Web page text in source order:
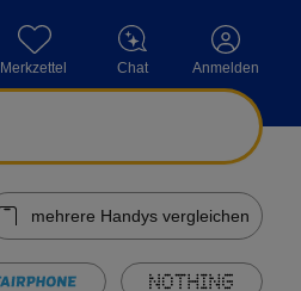
Merkzettel Chat Anmelden
mehrere Handys vergleichen